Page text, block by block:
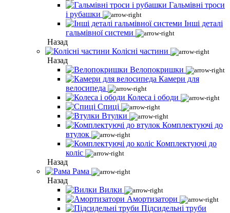
Гальмівні троси
і рубашки
Інші деталі
гальмівної системи
Назад
Колісні частини
Назад
Велопокришки
Камери для
велосипеда
Колеса і ободи
Спиці
Втулки
Комплектуючі до
втулок
Комплектуючі до
коліс
Назад
Рама
Назад
Вилки
Амортизатори
Підсидельні труби